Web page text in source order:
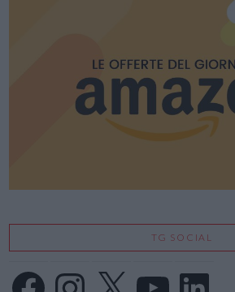
TG SOCIAL
FacebookInstagram
X LinkedIn